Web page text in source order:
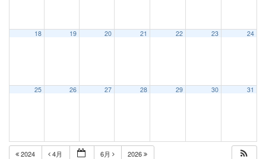
18 19 20 21 22 23 24
25 26 27 28 29 30 31
2024 4月 6月 2026